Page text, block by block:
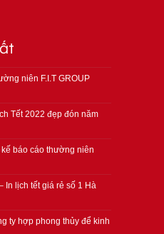
niên F.I.T GROUP
Tết 2022 đẹp đón năm
kế báo cáo thường niên
In lịch tết giá rẻ số 1 Hà
ty hợp phong thủy để kinh